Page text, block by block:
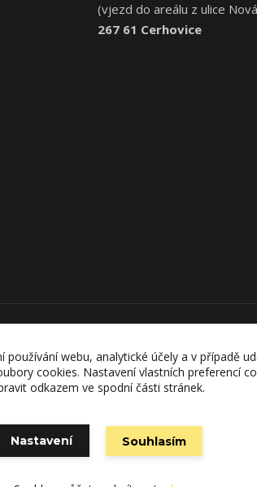
(vjezd do areálu z ulice
267 61 Cerhovice
Upravit sběr cookies.
webu, analytické účely a v případě
cookies. Nastavení vlastních preferencí
odkazem ve spodní části stránek.
Nastavení Souhlasím